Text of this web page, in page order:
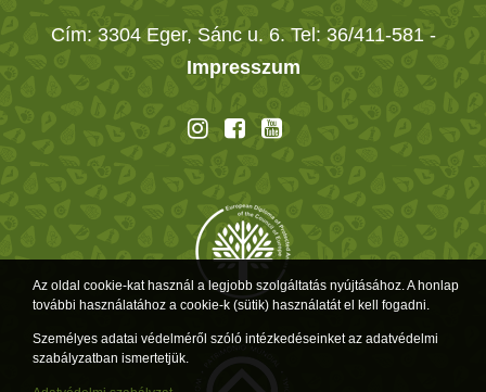
Cím: 3304 Eger, Sánc u. 6. Tel: 36/411-581 -
Impresszum
Az oldal cookie-kat használ a legjobb szolgáltatás nyújtásához. A honlap
további használatához a cookie-k (sütik) használatát el kell fogadni.
Személyes adatai védelméről szóló intézkedéseinket az adatvédelmi
szabályzatban ismertetjük.